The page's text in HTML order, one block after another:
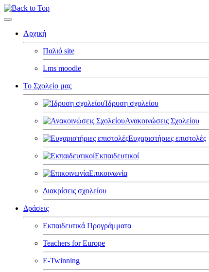
Αρχική
Παλιό site
Lms moodle
Το Σχολείο μας
Ίδρυση σχολείου
Ανακοινώσεις Σχολείου
Ευχαριστήριες επιστολές
Εκπαιδευτικοί
Επικοινωνία
Διακρίσεις σχολείου
Δράσεις
Εκπαιδευτικά Προγράμματα
Teachers for Europe
E-Twinning